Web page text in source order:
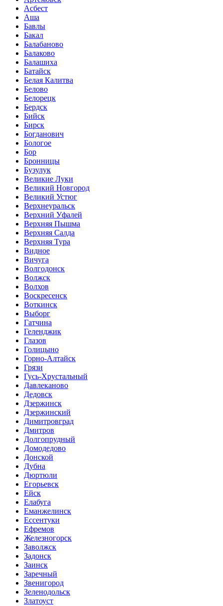
Асбест
Аша
Бавлы
Бакал
Балабаново
Балаково
Балашиха
Батайск
Белая Калитва
Белово
Белорецк
Бердск
Бийск
Бирск
Богданович
Бологое
Бор
Бронницы
Бузулук
Великие Луки
Великий Новгород
Великий Устюг
Верхнеуральск
Верхний Уфалей
Верхняя Пышма
Верхняя Салда
Верхняя Тура
Видное
Вичуга
Волгодонск
Волжск
Волхов
Воскресенск
Воткинск
Выборг
Гатчина
Геленджик
Глазов
Голицыно
Горно-Алтайск
Грязи
Гусь-Хрустальный
Давлеканово
Дедовск
Дзержинск
Дзержинский
Димитровград
Дмитров
Долгопрудный
Домодедово
Донской
Дубна
Дюртюли
Егорьевск
Ейск
Елабуга
Еманжелинск
Ессентуки
Ефремов
Железногорск
Заволжск
Задонск
Заинск
Заречный
Звенигород
Зеленодольск
Златоуст